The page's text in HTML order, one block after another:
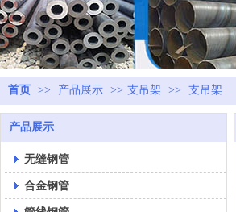
首页 >> 产品展示 >> 支吊架 >> 支吊架
产品展示
无缝钢管
合金钢管